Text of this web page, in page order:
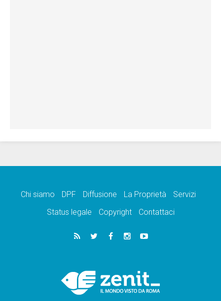
Chi siamo DPF Diffusione La Proprietà
Servizi
Status legale
Copyright Contattaci